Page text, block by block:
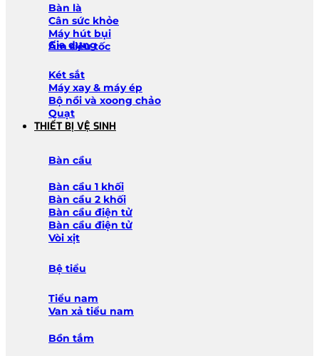
Bàn là
Cân sức khỏe
Máy hút bụi
Ấm siêu tốc
Gia dụng
Két sắt
Máy xay & máy ép
Bộ nồi và xoong chảo
Quạt
THIẾT BỊ VỆ SINH
Bàn cầu
Bàn cầu 1 khối
Bàn cầu 2 khối
Bàn cầu điện tử
Bàn cầu điện tử
Vòi xịt
Bệ tiểu
Tiểu nam
Van xả tiểu nam
Bồn tắm